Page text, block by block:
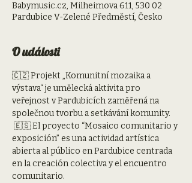
Babymusic.cz, Milheimova 611, 530 02
Pardubice V-Zelené Předměstí, Česko
O události
🇨🇿 Projekt „Komunitní mozaika a
výstava“ je umělecká aktivita pro
veřejnost v Pardubicích zaměřená na
společnou tvorbu a setkávání komunity.
exposición” es una actividad artística
abierta al público en Pardubice centrada
en la creación colectiva y el encuentro
comunitario.